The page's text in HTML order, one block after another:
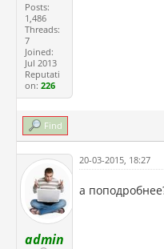
Posts:
1,486
Threads:
7
Joined:
Jul 2013
Reputati
on:226
Find
admin
20-03-2015, 18:27
а